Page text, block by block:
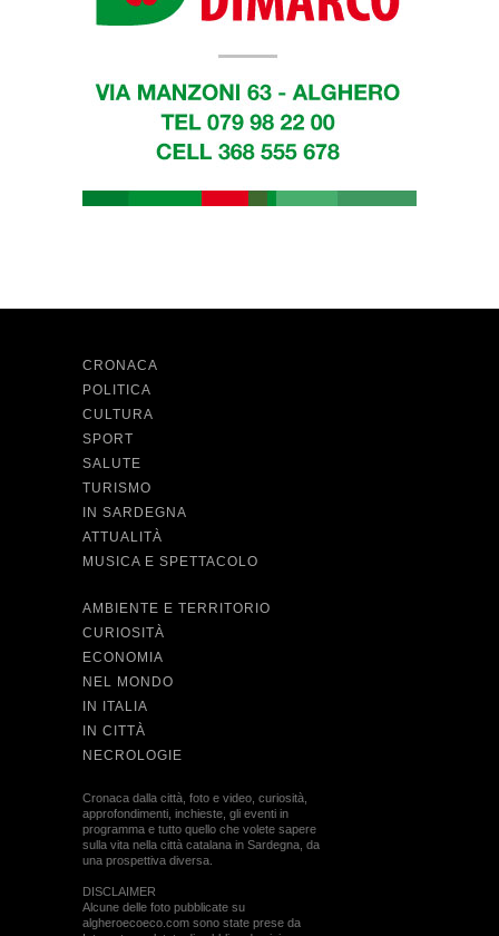
CRONACA
POLITICA
CULTURA
SPORT
SALUTE
TURISMO
IN SARDEGNA
ATTUALITÀ
MUSICA E SPETTACOLO
AMBIENTE E TERRITORIO
CURIOSITÀ
ECONOMIA
NEL MONDO
IN ITALIA
IN CITTÀ
NECROLOGIE
Cronaca dalla città, foto e video, curiosità,
approfondimenti, inchieste, gli eventi in
programma e tutto quello che volete sapere
sulla vita nella città catalana in Sardegna, da
una prospettiva diversa.
DISCLAIMER
Alcune delle foto pubblicate su
algheroecoeco.com sono state prese da